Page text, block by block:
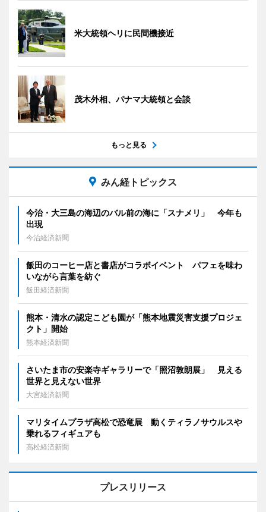
米大統領ヘリに民間機接近
茂木外相、パナマ大統領と会談
もっと見る
みん経トピックス
今治・大三島の海辺のバル前の海に「スナメリ」 今年も
出現
今治経済新聞
飯田のコーヒー店と書店がコラボイベント パフェを味わ
いながら言葉を紡ぐ
飯田経済新聞
熊本・清水の認定こども園が「熊本地震災害支援プロジェ
クト」開始
熊本経済新聞
さいたま市の安楽寺ギャラリーで「照沼敦朗展」 見える
世界と見えない世界
大宮経済新聞
マリタイムプラザ高松で恐竜展 動くティラノサウルスや
乗れるフィギュアも
高松経済新聞
プレスリリース